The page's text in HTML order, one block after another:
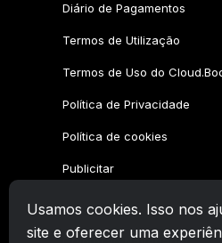
Usamos cookies. Isso nos
site e oferecer uma
Diário de Pagamentos
Termos de Utilização
Termos de Uso do
Política de Privacidade
Política de cookies
Publicitar
Família CryptoTab